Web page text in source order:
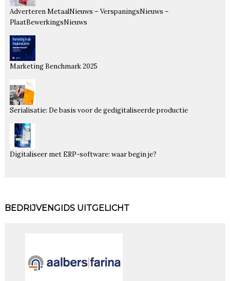
Adverteren MetaalNieuws – VerspaningsNieuws –
PlaatBewerkingsNieuws
Marketing Benchmark 2025
Serialisatie: De basis voor de gedigitaliseerde productie
Digitaliseer met ERP-software: waar begin je?
BEDRIJVENGIDS UITGELICHT